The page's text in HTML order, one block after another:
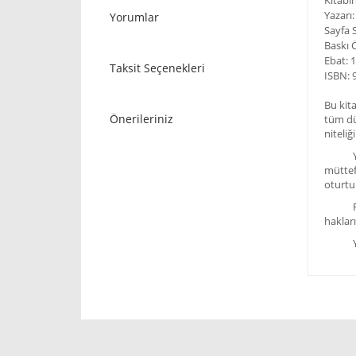
Yorumlar
Taksit Seçenekleri
Önerileriniz
Sayfa
Baskı
Ebat:
ISBN:
Bu
tüm